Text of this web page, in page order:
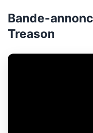
Bande-
Treason